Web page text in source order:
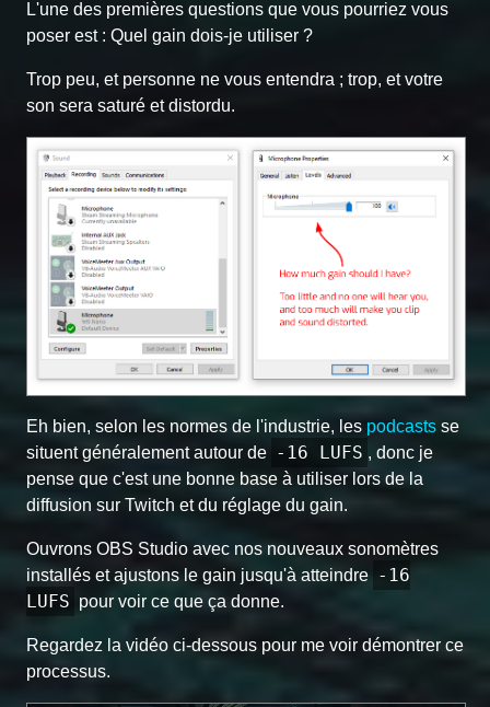
L'une des premières questions que vous pourriez vous
poser est : Quel gain dois-je utiliser ?
Trop peu, et personne ne vous entendra ; trop, et votre
son sera saturé et distordu.
Eh bien, selon les normes de l'industrie, les podcasts se
situent généralement autour de -16 LUFS , donc je
pense que c'est une bonne base à utiliser lors de la
diffusion sur Twitch et du réglage du gain.
Ouvrons OBS Studio avec nos nouveaux sonomètres
installés et ajustons le gain jusqu'à atteindre -16
LUFS pour voir ce que ça donne.
Regardez la vidéo ci-dessous pour me voir démontrer ce
processus.